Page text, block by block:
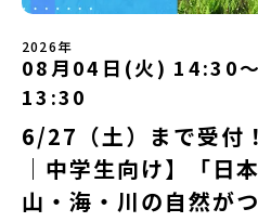
にご回答いただけない場合は、当選
す。当選取り消しがあった場合は、
いただきます。登録メールアドレス
地域みらい留学公式LINEよりご連
定をしていると、通知メールをお受
合は、「@miratabi.jp」からのメー
いいたします。※結果に関する個別
ませんので、ご了承ください。・お
人様1回限りです。PC・スマートフ
抽選の上決定）【参加者決定】お申
間】申込期間が延長になりました
(木) 12：00まで疑問も不安もワク
学」ステップアップ説明会プログラ
や、お申し込みを迷われている方向
を行います。知りたい情報のレベル
プをご活用ください。【STEP 1】
ブ動画を公開中！）〜まずは「お
へ〜日本全国20以上の地域から選ん
学」の全体像や魅力について、説明
※天候の状況や参加人数によってプ
（月）〜 8月5日（水）※参加が確
20:00に「参加者向け事前オンライ
ず参加をお願いします。【集合場所
13:30 集合【解散場所・時間】出
象】中学生2～3年生【宿泊先】現
泊いただく予定です。【旅行代金】
のうち、以下の内容が無料となり
ラム内のアクティビティ・体験費
加者のご負担となります・集合場所
ではスタッフがしっかりとサポー
は「岩手県八幡平市（はちまんたい
んたいし）は北西部にあり、秋田県
す。町の約83％は「森林」！標高
もあり緑が豊かな大自然を感じるこ
の夏、紅葉の秋、スキーや樹氷の冬
ことのできるユニークな町です。「
たい）国立公園」では登山やトレッ
うげん）スキー場」は日本国内最大
で、一年中自然アクティビティを楽
2026年
08月04日(火) 14:30
13:30
6/27（土）まで受付
｜中学生向け】「日
山・海・川の自然が